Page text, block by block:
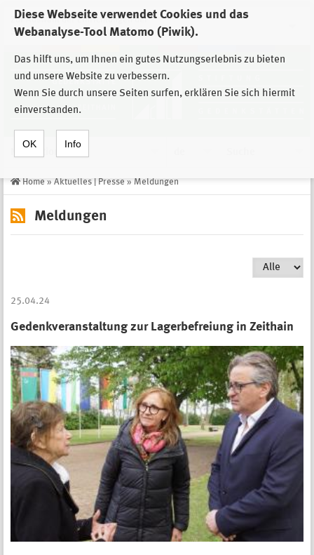
Diese Webseite verwendet Cookies und das
Webanalyse-Tool Matomo (Piwik).
Das hilft uns, um Ihnen ein gutes Nutzungserlebnis zu bieten
und unsere Website zu verbessern.
Wenn Sie durch unsere Seiten surfen, erklären Sie sich hiermit
einverstanden.
OK Info
Zur Auswahl der Einrichtungen der
Stiftung Sächsische Gedenkstätten
Home » Aktuelles | Presse » Meldungen
Meldungen
25.04.24
Gedenkveranstaltung zur Lagerbefreiung in Zeithain